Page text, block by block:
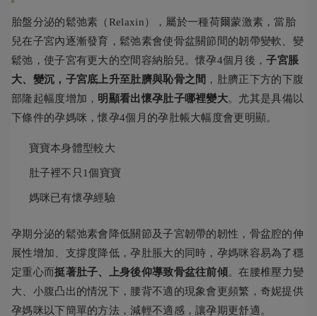
胎盤分泌的鬆弛素（Relaxin），屬於一種荷爾蒙激素，當胎
兒在子宮內逐漸發育，鬆弛素會使骨盆關節間的韌帶變軟、變
鬆弛，使子宮有更大的空間容納胎兒。懷孕4個月後，子宮脹
大、變沉，子宮底上升至肚臍與恥骨之間 ，肚臍正下方的下腹
部隆起幅度增加， 明顯看出懷孕肚子哪裡變大。尤其是具備以
下條件的孕媽咪，懷孕4個月的孕肚帳大幅度會更明顯。
寶寶本身體型較大
肚子裡不只1個寶寶
媽咪已有懷孕經驗
孕期分泌的鬆弛素會降低關節及子宮韌帶的韌性，骨盆腔的伸
展性增加、支撐度降低，孕肚脹大的同時，孕媽咪容易為了穩
定重心而挺著肚子、上身後仰導致骨盆往前傾。在腰椎壓力變
大、小腹凸出的情況下，腰背不適的現象會更頻繁，奇妮提供
孕媽咪以下簡單的方法，減輕不適感，讓孕期更舒適。